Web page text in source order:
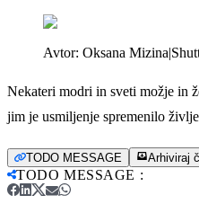
Avtor: Oksana
Nekateri modri in sveti možje in
jim je usmiljenje spremenilo
TODO MESSAGE Arhiviraj
TODO MESSAGE :